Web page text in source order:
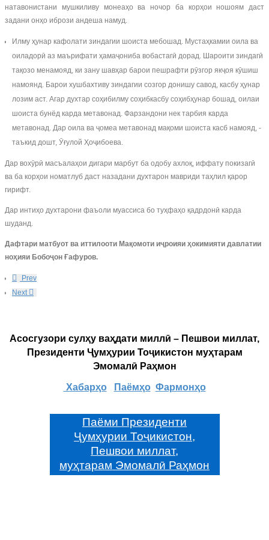
натавонистани мушкиливу монеаҳо ва ночор ба корҳои ношоям даст
задани онҳо ибрози андеша намуд.
Илму ҳунар кафолати зиндагии шоиста мебошад. Мустаҳкамии оила ва
оиладорӣ аз маърифати ҳамаҷониба вобастагӣ дорад. Шароити зиндагӣ
тақозо менамояд, ки зану шавҳар барои пешрафти рӯзгор якҷоя кӯшиш
намоянд. Барои хушбахтиву зиндагии созгор донишу савод, касбу ҳунар
лозим аст. Агар духтар соҳибилму соҳибкасбу соҳибҳунар бошад, оилаи
шоиста бунёд карда метавонад. Фарзандони нек тарбия карда
метавонад. Дар оила ва ҷомеа метавонад мақоми шоиста касб намояд, -
таъкид дошт, Ӯғулой Ҳоҷибоева.
Дар вохӯрӣ масъалаҳои дигари марбут ба одобу ахлоқ, иффату покизагӣ
ва ба корҳои номатлуб даст назадани духтарон мавриди таҳлил қарор
гирифт.
Дар интиҳо духтарони фаъоли муассиса бо туҳфаҳо қадрдонӣ карда
шуданд.
Дафтари матбуот ва иттилооти Мақомоти иҷроияи ҳокимияти давлатии
ноҳияи Бобоҷон Ғафуров.
Prev
Next
Асосгузори сулҳу ваҳдати миллӣ – Пешвои миллат,
Президенти Ҷумҳурии Тоҷикистон муҳтарам
Эмомалӣ Раҳмон
Хабарҳо Паёмҳо Фармонҳо
Паёми Президенти
Ҷумҳурии Тоҷикистон,
Пешвои миллат,
муҳтарам Эмомалӣ Раҳмон